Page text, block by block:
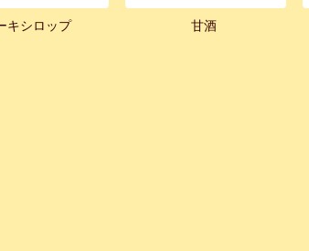
キシロップ 甘酒